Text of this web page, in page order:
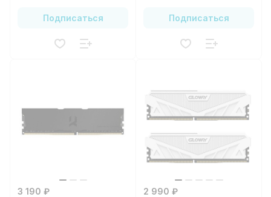
Подписаться Подписаться
3 190 ₽ 2 990 ₽